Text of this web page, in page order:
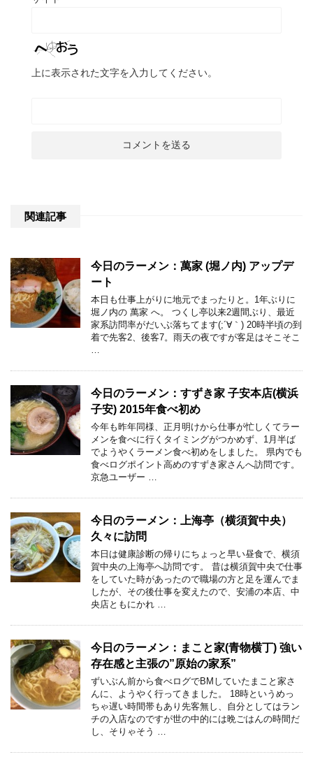
上に表示された文字を入力してください。
関連記事
今日のラーメン：萬家 (堀ノ内) アップデ
ート
本日も仕事上がりに地元でまったりと。1年ぶりに
堀ノ内の 萬家 へ。 つくし亭以来2週間ぶり、最近
家系訪問率がだいぶ落ちてます(;´∀｀) 20時半頃の到
着で先客2、後客7。雨天の夜ですが客足はそこそこ
今日のラーメン：すずき家 子安本店(横浜
子安) 2015年食べ初め
今年も昨年同様、正月明けから仕事が忙しくてラー
メンを食べに行くタイミングがつかめず、1月半ば
でようやくラーメン食べ初めをしました。 県内でも
食べログポイント高めのすずき家さんへ訪問です。
京急ユーザー …
今日のラーメン：上海亭（横須賀中央）
久々に訪問
本日は健康診断の帰りにちょっと早い昼食で、横須
賀中央の上海亭へ訪問です。 昔は横須賀中央で仕事
をしていた時があったので職場の方と足を運んでま
したが、その後仕事を変えたので、安浦の本店、中
央店ともにかれ …
今日のラーメン：まこと家(青物横丁) 強い
存在感と主張の”原始の家系”
ずいぶん前から食べログでBMしていたまこと家さ
んに、ようやく行ってきました。 18時というめっ
ちゃ遅い時間帯もあり先客無し、自分としてはラン
チの入店なのですが世の中的には晩ごはんの時間だ
し、そりゃそう …